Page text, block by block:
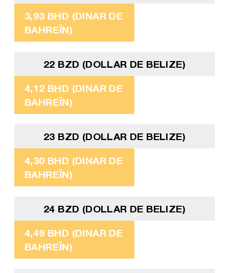
3,93 BHD (DINAR DE
BAHREÏN)
22 BZD (DOLLAR DE BELIZE)
4,12 BHD (DINAR DE
BAHREÏN)
23 BZD (DOLLAR DE BELIZE)
4,30 BHD (DINAR DE
BAHREÏN)
24 BZD (DOLLAR DE BELIZE)
4,49 BHD (DINAR DE
BAHREÏN)